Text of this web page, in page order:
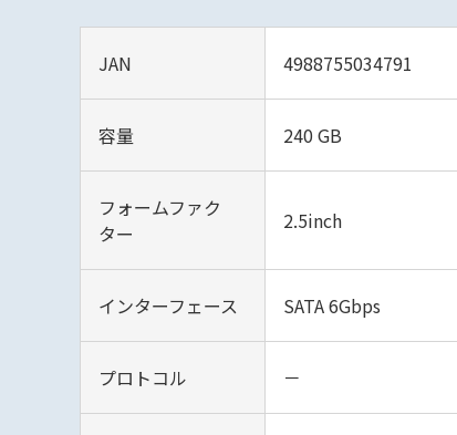
JAN 4988755034791
容量 240 GB
フォームファク
ター
2.5inch
インターフェース SATA 6Gbps
プロトコル －